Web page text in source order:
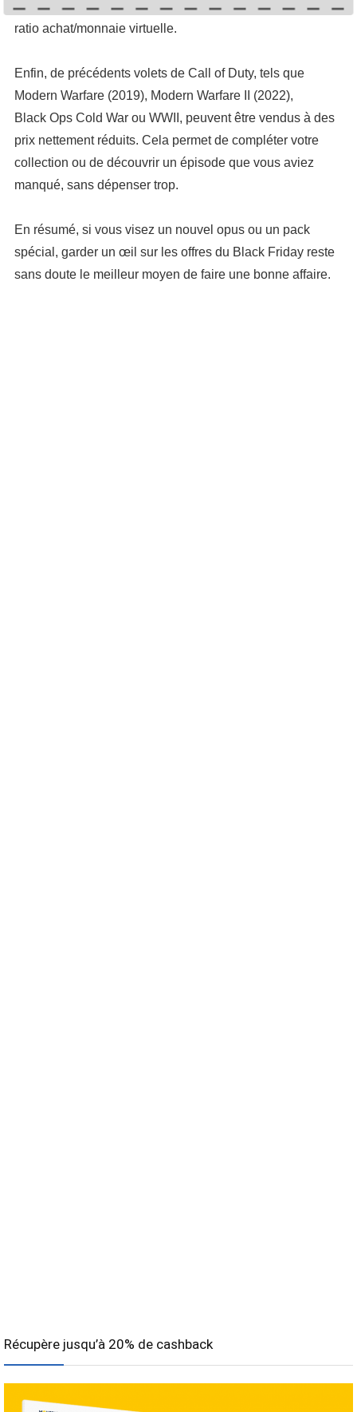
cette période, être soldés ou proposés avec un meilleur
ratio achat/monnaie virtuelle.
Enfin, de précédents volets de Call of Duty, tels que
Modern Warfare (2019), Modern Warfare II (2022),
Black Ops Cold War ou WWII, peuvent être vendus à des
prix nettement réduits. Cela permet de compléter votre
collection ou de découvrir un épisode que vous aviez
manqué, sans dépenser trop.
En résumé, si vous visez un nouvel opus ou un pack
spécial, garder un œil sur les offres du Black Friday reste
sans doute le meilleur moyen de faire une bonne affaire.
Récupère jusqu’à 20% de cashback